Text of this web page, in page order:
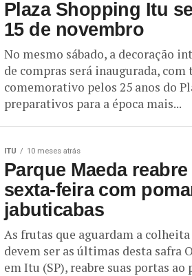
Plaza Shopping Itu
15 de novembro
No mesmo sábado, a decoração
de compras será inaugurada, com
comemorativo pelos 25 anos do
preparativos para a época mais...
ITU 10 meses atrás
Parque Maeda
sexta-feira com
jabuticabas
As frutas que aguardam a
devem ser as últimas desta safra
em Itu (SP), reabre suas portas ao